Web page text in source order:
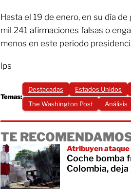
Hasta el 19 de enero, en su día
mil 241 afirmaciones falsas o
menos en este periodo
lps
Temas:
Destacadas
Estados Unidos
The Washington Post
Análisis
TE
Atribuyen ataque
Coche bomba
Colombia, deja